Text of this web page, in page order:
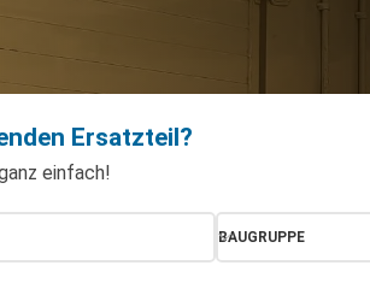
Ersatzteil?
einfach!
BAUGRUPPE